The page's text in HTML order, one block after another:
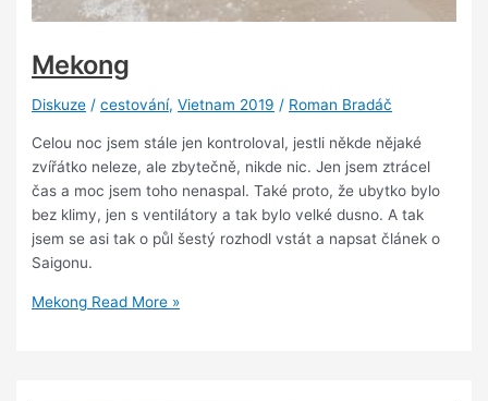
Mekong
Diskuze /cestování,Vietnam 2019 / Roman Bradáč
Celou noc jsem stále jen kontroloval, jestli někde nějaké
zvířátko neleze, ale zbytečně, nikde nic. Jen jsem ztrácel
čas a moc jsem toho nenaspal. Také proto, že ubytko bylo
bez klimy, jen s ventilátory a tak bylo velké dusno. A tak
jsem se asi tak o půl šestý rozhodl vstát a napsat článek o
Saigonu.
Mekong Read More »